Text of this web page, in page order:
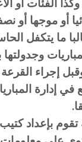
الفئات أو
أو موجها أو
ما يتكفل
وجدولتها
إجراء
في إدارة
تقوم بإعداد